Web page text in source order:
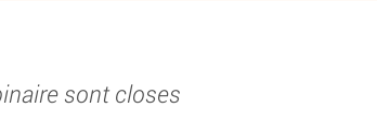
sont closes